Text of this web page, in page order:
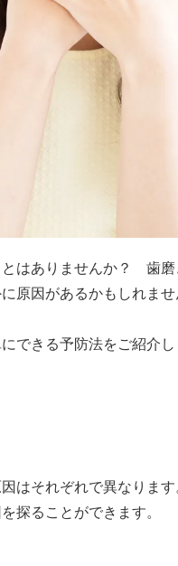
はありませんか？ 歯
原因があるかもしれませ
できる予防法をご紹介し
はそれぞれで異なりま
探ることができます。